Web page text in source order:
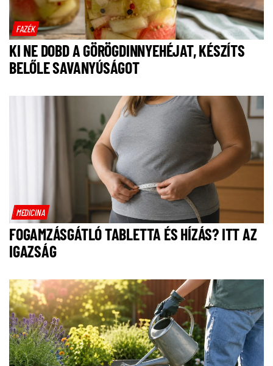
FAZÉK
KI NE DOBD A GÖRÖGDINNYEHÉJAT, KÉSZÍTS
BELŐLE SAVANYÚSÁGOT
MEDICINA
FOGAMZÁSGÁTLÓ TABLETTA ÉS HÍZÁS? ITT AZ
IGAZSÁG